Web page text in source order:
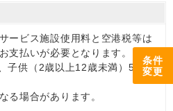
条件
変更
ービス施設使用料と空港税等は
支払いが必要となります。
子供（2歳以上12歳未満）5,800
る場合があります。